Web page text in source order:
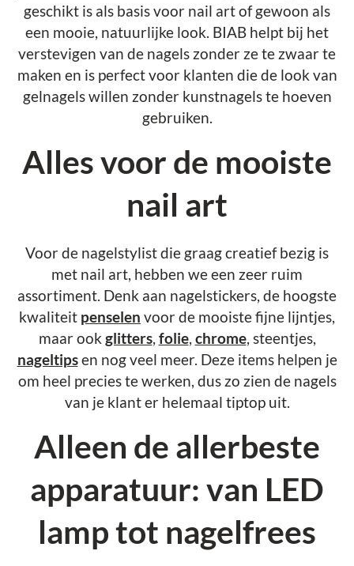
geschikt is als basis voor nail art of gewoon als
een mooie, natuurlijke look. BIAB helpt bij het
verstevigen van de nagels zonder ze te zwaar te
maken en is perfect voor klanten die de look van
gelnagels willen zonder kunstnagels te hoeven
gebruiken.
Alles voor de mooiste
nail art
Voor de nagelstylist die graag creatief bezig is
met nail art, hebben we een zeer ruim
assortiment. Denk aan nagelstickers, de hoogste
kwaliteit penselen voor de mooiste fijne lijntjes,
maar ook glitters, folie, chrome, steentjes,
nageltipsen nog veel meer. Deze items helpen je
om heel precies te werken, dus zo zien de nagels
van je klant er helemaal tiptop uit.
Alleen de allerbeste
apparatuur: van LED
lamp tot nagelfrees